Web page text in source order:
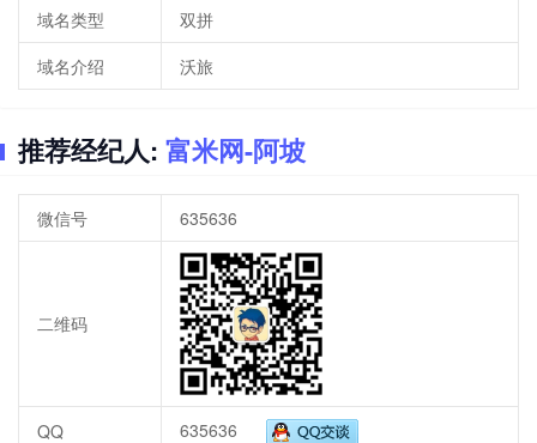
域名类型
双拼
域名介绍
沃旅
推荐经纪人: 富米网-阿坡
微信号 635636
二维码
QQ 635636